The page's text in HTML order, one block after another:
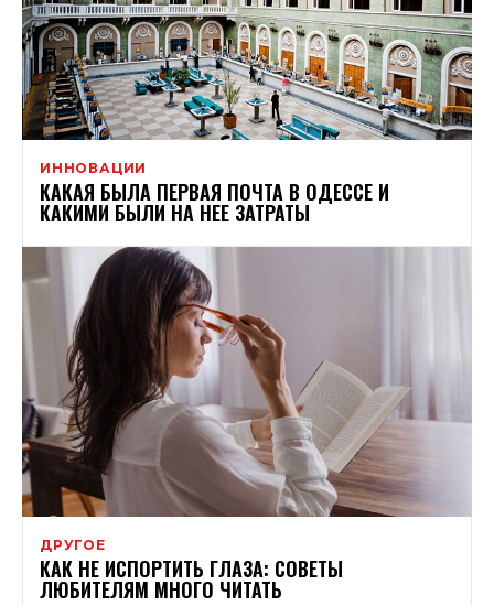
ИННОВАЦИИ
КАКАЯ БЫЛА ПЕРВАЯ ПОЧТА В ОДЕССЕ И
КАКИМИ БЫЛИ НА НЕЕ ЗАТРАТЫ
ДРУГОЕ
КАК НЕ ИСПОРТИТЬ ГЛАЗА: СОВЕТЫ
ЛЮБИТЕЛЯМ МНОГО ЧИТАТЬ